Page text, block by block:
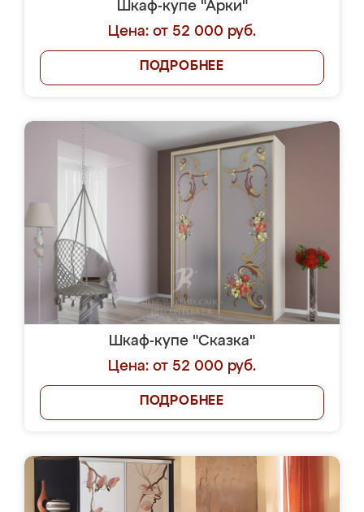
Шкаф-купе "Арки"
Цена: от 52 000 руб.
ПОДРОБНЕЕ
Шкаф-купе "Сказка"
Цена: от 52 000 руб.
ПОДРОБНЕЕ